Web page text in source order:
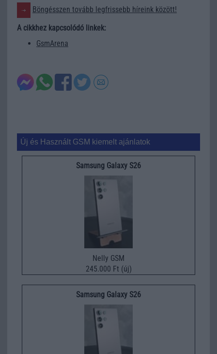
Böngésszen tovább legfrissebb híreink között!
A cikkhez kapcsolódó linkek:
GsmArena
Új és Használt GSM kiemelt ajánlatok
Samsung Galaxy S26
Nelly GSM
245.000 Ft (új)
Samsung Galaxy S26